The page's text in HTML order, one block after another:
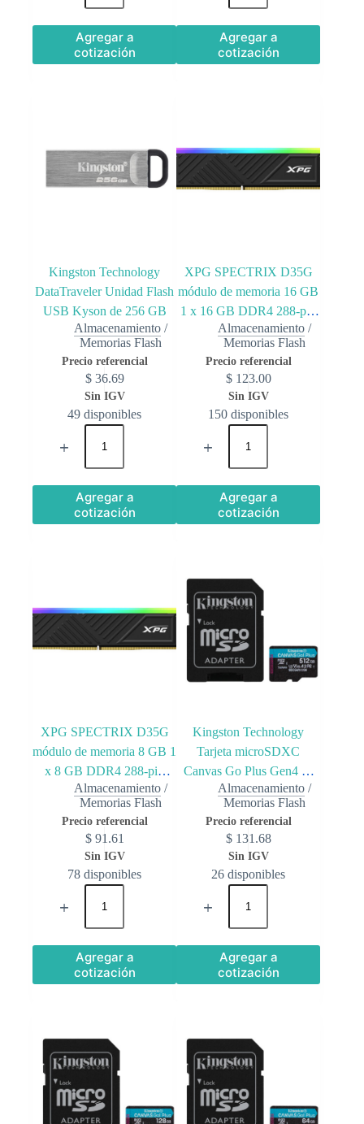
Agregar a
cotización
Agregar a
cotización
Kingston Technology
DataTraveler Unidad Flash
USB Kyson de 256 GB
Almacenamiento /
Memorias Flash
$36.69
49 disponibles
Agregar a
cotización
XPG SPECTRIX D35G
módulo de memoria 16 GB
1 x 16 GB DDR4 288-pin
DIMM
Almacenamiento /
Memorias Flash
$123.00
150 disponibles
Agregar a
cotización
XPG SPECTRIX D35G
módulo de memoria 8 GB 1
x 8 GB DDR4 288-pin
DIMM
Almacenamiento /
Memorias Flash
$91.61
78 disponibles
Agregar a
cotización
Kingston Technology
Tarjeta microSDXC
Canvas Go Plus Gen4 de
512 GB, 200 MB/s, A2 U3
V30 y adaptador
Almacenamiento /
Memorias Flash
$131.68
26 disponibles
Agregar a
cotización